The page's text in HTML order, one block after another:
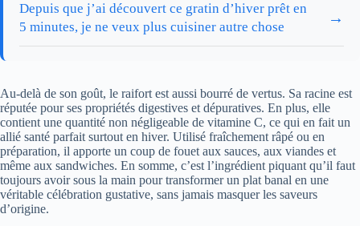
Depuis que j’ai découvert ce gratin d’hiver prêt en
5 minutes, je ne veux plus cuisiner autre chose
→
Au-delà de son goût, le raifort est aussi bourré de vertus. Sa racine est
réputée pour ses propriétés digestives et dépuratives. En plus, elle
contient une quantité non négligeable de vitamine C, ce qui en fait un
allié santé parfait surtout en hiver. Utilisé fraîchement râpé ou en
préparation, il apporte un coup de fouet aux sauces, aux viandes et
même aux sandwiches. En somme, c’est l’ingrédient piquant qu’il faut
toujours avoir sous la main pour transformer un plat banal en une
véritable célébration gustative, sans jamais masquer les saveurs
d’origine.